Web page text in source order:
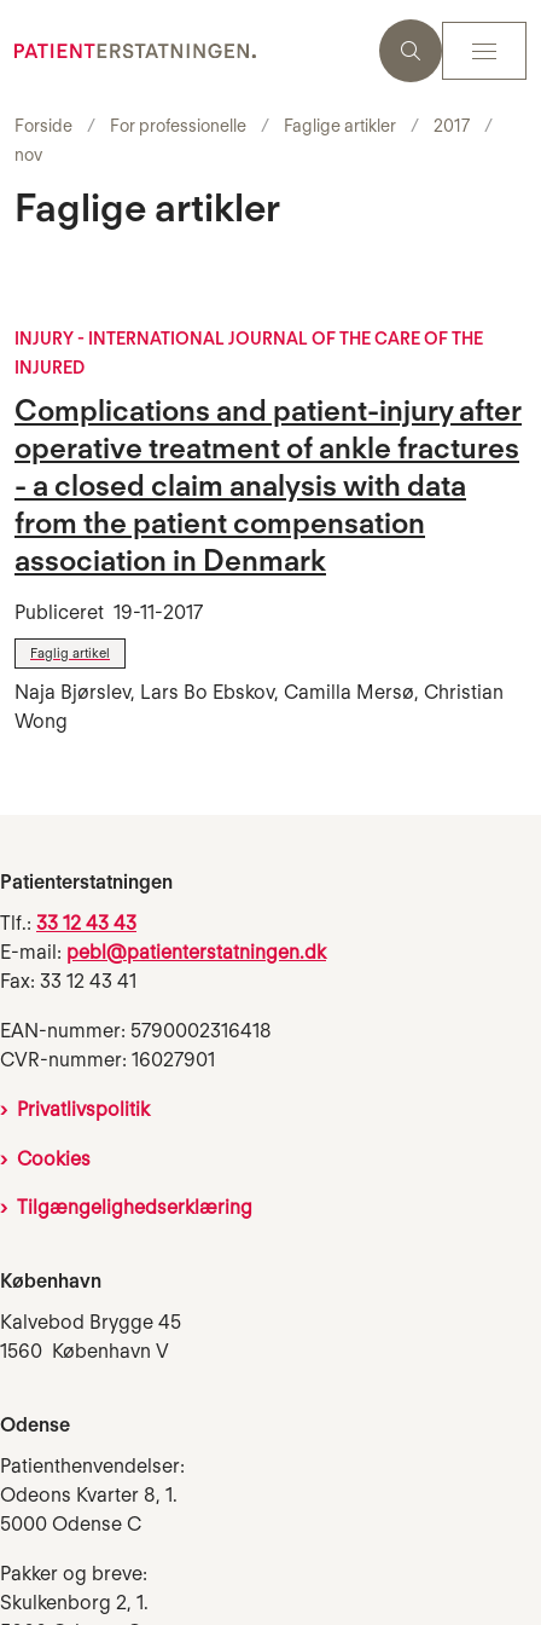
Forside For professionelle Faglige artikler
2017
nov
Faglige artikler
INJURY - INTERNATIONAL JOURNAL OF THE CARE OF THE
INJURED
Complications and patient-injury after
operative treatment of ankle fractures
- a closed claim analysis with data
from the patient compensation
association in Denmark
Publiceret 19-11-2017
Faglig artikel
Naja Bjørslev, Lars Bo Ebskov, Camilla Mersø, Christian
Wong
Patienterstatningen
Tlf.: 33 12 43 43
E-mail: pebl@patienterstatningen.dk
Fax: 33 12 43 41
EAN-nummer: 5790002316418
CVR-nummer: 16027901
Privatlivspolitik
Cookies
Tilgængelighedserklæring
København
Kalvebod Brygge 45
1560 København V
Odense
Patienthenvendelser:
Odeons Kvarter 8, 1.
5000 Odense C
Pakker og breve:
Skulkenborg 2, 1.